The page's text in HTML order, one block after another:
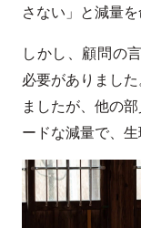
さない」と減量を
しかし、顧問の
必要がありまし
ましたが、他の
ードな減量で、